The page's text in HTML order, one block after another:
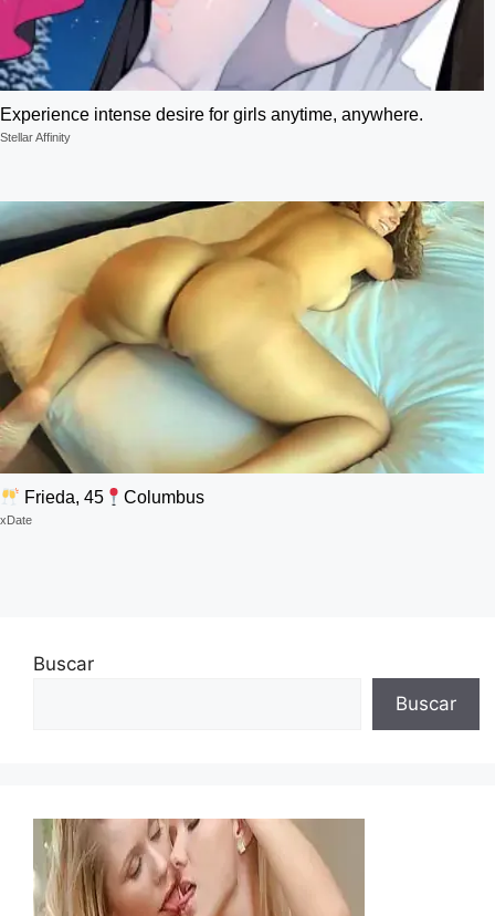
Experience intense desire for girls anytime, anywhere.
Stellar Affinity
Frieda, 45 Columbus
xDate
Buscar
Buscar